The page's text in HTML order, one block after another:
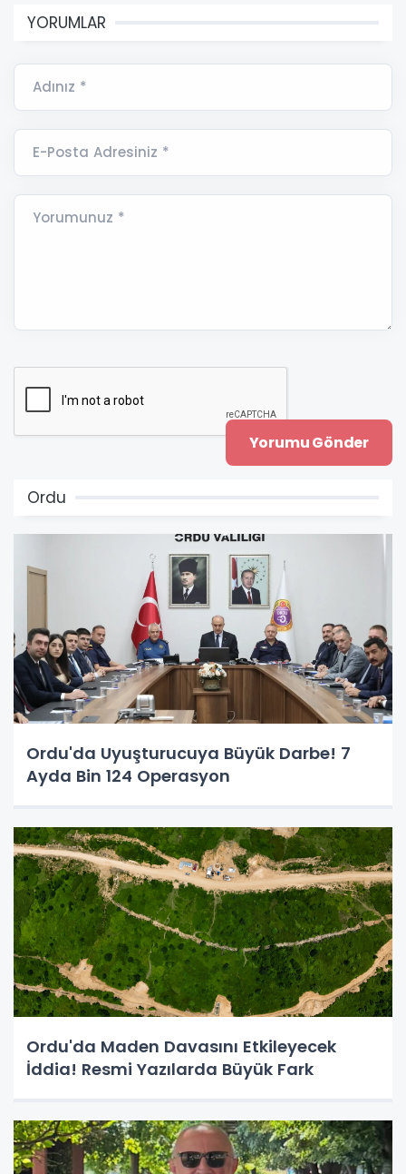
YORUMLAR
Adınız *
E-Posta Adresiniz *
Yorumunuz *
Ordu
Ordu'da Uyuşturucuya Büyük Darbe! 7
Ayda Bin 124 Operasyon
Ordu'da Maden Davasını Etkileyecek
İddia! Resmi Yazılarda Büyük Fark